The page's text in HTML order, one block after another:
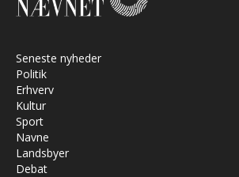
Seneste nyheder
Politik
Erhverv
Kultur
Sport
Navne
Landsbyer
Debat